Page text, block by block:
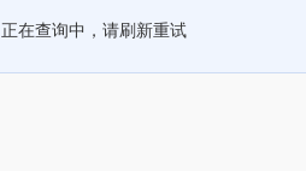
正在查询中，请刷新重试